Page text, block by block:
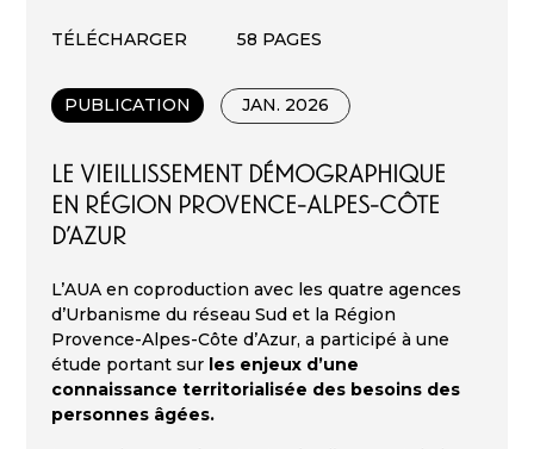
TÉLÉCHARGER 58 PAGES
PUBLICATION JAN. 2026
Le vieillissement démographique
en région Provence-Alpes-Côte
d’Azur
L’AUA en coproduction avec les quatre agences
d’Urbanisme du réseau Sud et la Région
Provence-Alpes-Côte d’Azur, a participé à une
étude portant sur les enjeux d’une
connaissance territorialisée des besoins des
personnes âgées.